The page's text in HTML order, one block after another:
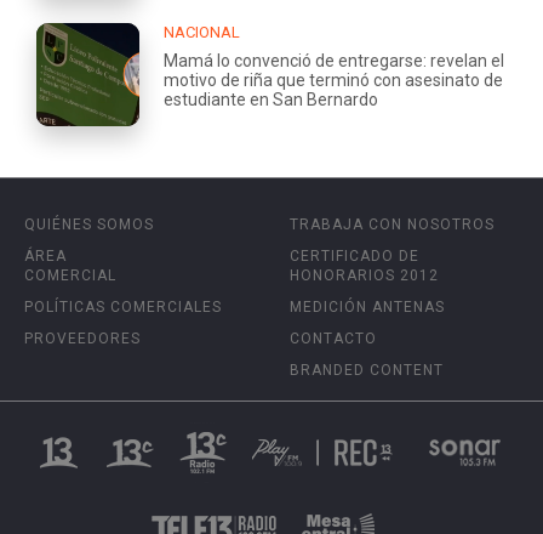
NACIONAL
Mamá lo convenció de entregarse: revelan el
motivo de riña que terminó con asesinato de
estudiante en San Bernardo
QUIÉNES SOMOS
ÁREA
COMERCIAL
POLÍTICAS COMERCIALES
PROVEEDORES
TRABAJA CON NOSOTROS
CERTIFICADO DE
HONORARIOS 2012
MEDICIÓN ANTENAS
CONTACTO
BRANDED CONTENT